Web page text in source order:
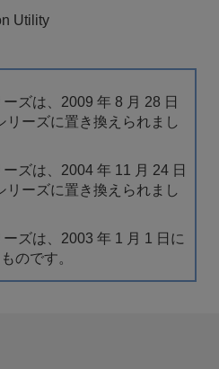
Utility
ーズは、2009 年 8 月 28 日
リーズに置き換えられまし
ーズは、2004 年 11 月 24 日
リーズに置き換えられまし
ーズは、2003 年 1 月 1 日に
のです。